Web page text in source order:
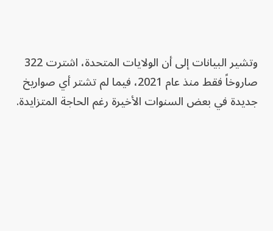
وتشير البيانات إلى أن الولايات المتحدة، اشترت 322
صاروخاً فقط منذ عام 2021، فيما لم تشتر أي صواريخ
جديدة في بعض السنوات الأخيرة رغم الحاجة المتزايدة.